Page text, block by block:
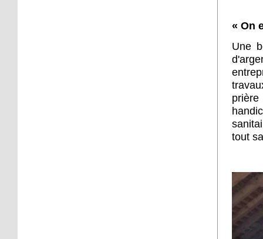
« On
Une
tout